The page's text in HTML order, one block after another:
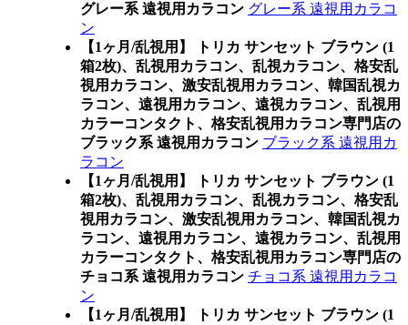
グレー系 遠視用カラコン グレー系 遠視用カラコ
ン
【1ヶ月/乱視用】 トリカ サンセット ブラウン (1
箱2枚)、乱視用カラコン、乱視カラコン、格安乱
視用カラコン、激安乱視用カラコン、韓国乱視カ
ラコン、遠視用カラコン、遠視カラコン、乱視用
カラーコンタクト、格安乱視用カラコン専門店の
ブラック系 遠視用カラコン ブラック系 遠視用カ
ラコン
【1ヶ月/乱視用】 トリカ サンセット ブラウン (1
箱2枚)、乱視用カラコン、乱視カラコン、格安乱
視用カラコン、激安乱視用カラコン、韓国乱視カ
ラコン、遠視用カラコン、遠視カラコン、乱視用
カラーコンタクト、格安乱視用カラコン専門店の
チョコ系 遠視用カラコン チョコ系 遠視用カラコ
ン
【1ヶ月/乱視用】 トリカ サンセット ブラウン (1